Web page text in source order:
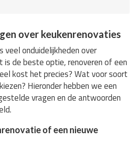
over keukenrenovaties
veel onduidelijkheden over
is de beste optie, renoveren of een
kost het precies? Wat voor soort
Hieronder hebben we een
vragen en de antwoorden
of een nieuwe